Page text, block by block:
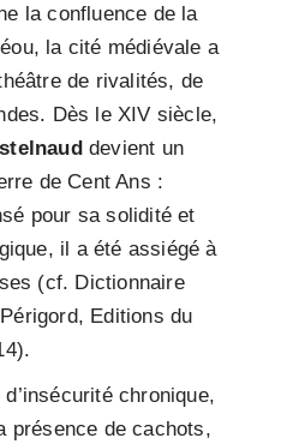
la confluence de la
la cité médiévale a
de rivalités, de
Dès le XIV siècle,
devient un
de Cent Ans :
pour sa solidité et
il a été assiégé à
(cf. Dictionnaire
Editions du
chronique,
présence de cachots,